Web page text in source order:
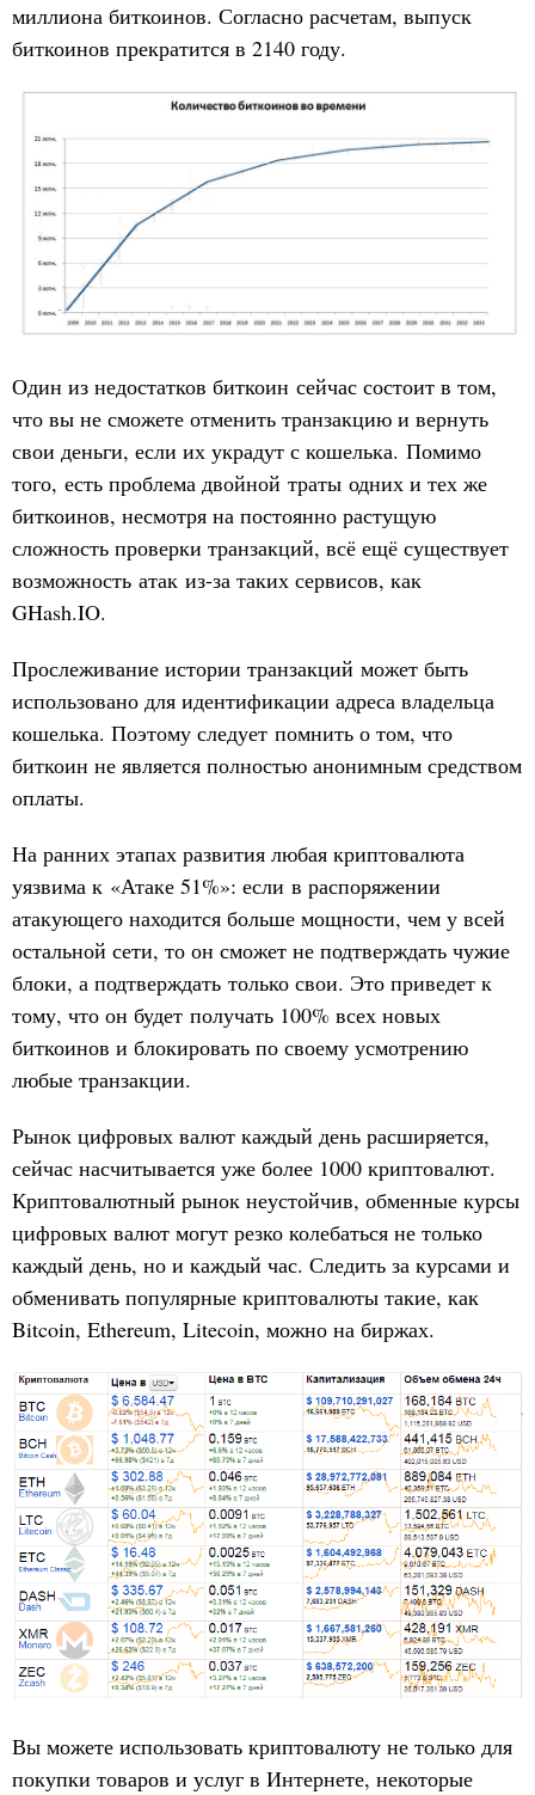
миллиона биткоинов. Согласно расчетам, выпуск
биткоинов прекратится в 2140 году.
Один из недостатков биткоин сейчас состоит в том,
что вы не сможете отменить транзакцию и вернуть
свои деньги, если их украдут с кошелька. Помимо
того, есть проблема двойной траты одних и тех же
биткоинов, несмотря на постоянно растущую
сложность проверки транзакций, всё ещё существует
возможность атак из-за таких сервисов, как
GHash.IO.
Прослеживание истории транзакций может быть
использовано для идентификации адреса владельца
кошелька. Поэтому следует помнить о том, что
биткоин не является полностью анонимным средством
оплаты.
На ранних этапах развития любая криптовалюта
уязвима к «Атаке 51%»: если в распоряжении
атакующего находится больше мощности, чем у всей
остальной сети, то он сможет не подтверждать чужие
блоки, а подтверждать только свои. Это приведет к
тому, что он будет получать 100% всех новых
биткоинов и блокировать по своему усмотрению
любые транзакции.
Рынок цифровых валют каждый день расширяется,
сейчас насчитывается уже более 1000 криптовалют.
Криптовалютный рынок неустойчив, обменные курсы
цифровых валют могут резко колебаться не только
каждый день, но и каждый час. Следить за курсами и
обменивать популярные криптовалюты такие, как
Bitcoin, Ethereum, Litecoin, можно на биржах.
Вы можете использовать криптовалюту не только для
покупки товаров и услуг в Интернете, некоторые